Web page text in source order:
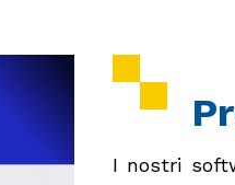
I nostri